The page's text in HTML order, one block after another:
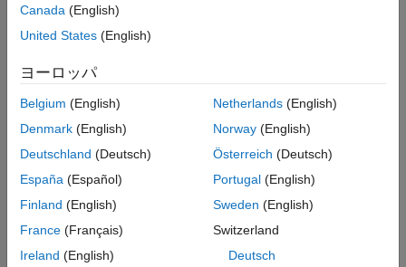
名前と値の引数
出力引数
拡張機能
L= loss(tree,
データとTbl.ResponseVarName
解釈は損失関数 (
なります。一般に、優れた分類器の方が分類損失値が小さくなり
ます。
は、table
真のクラス ラベルを使用します。
L= loss(tree 内の予測子データと
例
Canada (English)
United States (English)
ヨーロッパ
Belgium (English)
Denmark (English)
Deutschland (Deutsch)
España (Español)
Finland (English)
France (Français)
Ireland (English)
Netherlands(English)
Norway(English)
Österreich (Deutsch)
Portugal(English)
Sweden (English)
Switzerland
Deutsch